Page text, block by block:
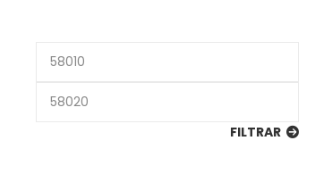
mínimo
máximo
FILTRAR